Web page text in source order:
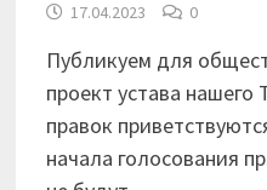
17.04.2023 0
Публикуем для
проект устава
правок
начала голосования